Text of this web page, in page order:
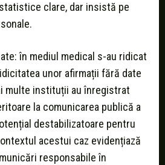
clare, dar insistă pe
în mediul medical s-au ridicat
unor afirmații fără date
multe instituții au înregistrat
la comunicarea publică a
destabilizatoare pentru
acestui caz evidențiază
responsabile în